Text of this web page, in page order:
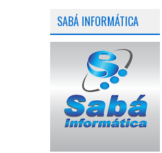
SABÁ INFORMÁTICA